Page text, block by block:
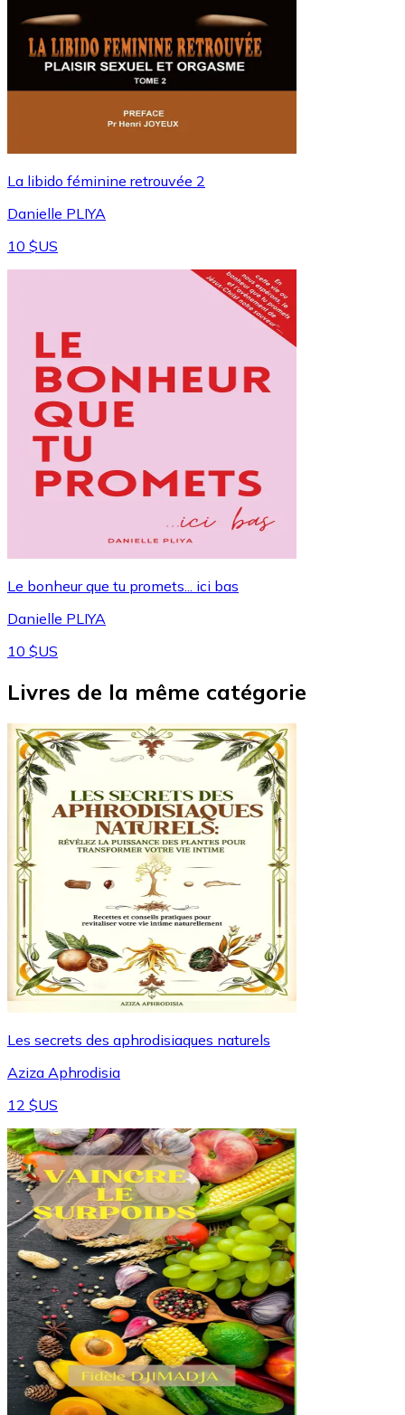
⁠La libido féminine retrouvée 2
Danielle PLIYA
10 $US
Le bonheur que tu promets... ici bas
Danielle PLIYA
10 $US
Livres de la même catégorie
Les secrets des aphrodisiaques naturels
Aziza Aphrodisia
12 $US